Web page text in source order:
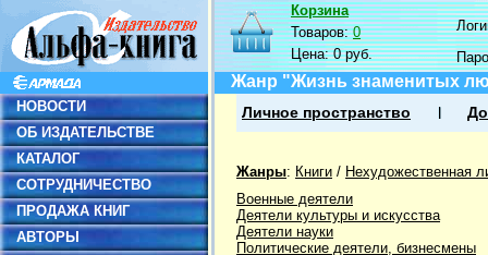
НОВОСТИ
ОБ ИЗДАТЕЛЬСТВЕ
КАТАЛОГ
СОТРУДНИЧЕСТВО
ПРОДАЖА КНИГ
АВТОРЫ
Корзина
Товаров:0
Цена:0 руб.
Жанр "Жизнь знаменитых
Личное пространство
Жанры: Книги / Нехудожественная
Военные деятели
Деятели культуры и искусства
Деятели науки
Политические деятели, бизнесмены